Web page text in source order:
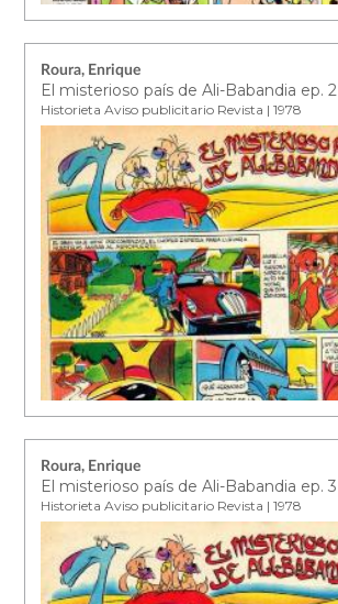
Roura, Enrique
El misterioso país de Ali-Babandia ep. 2
Historieta Aviso publicitario Revista | 1978
Roura, Enrique
El misterioso país de Ali-Babandia ep. 3
Historieta Aviso publicitario Revista | 1978